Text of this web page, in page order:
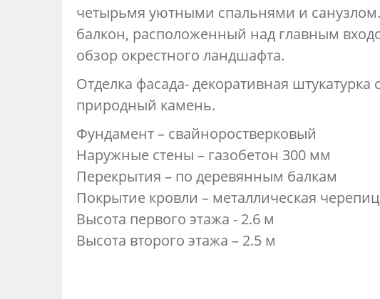
четырьмя уютными спальнями и
балкон, расположенный над главным
обзор окрестного ландшафта.
Отделка фасада- декоративная
природный камень.
Фундамент – свайноростверковый
Наружные стены – газобетон 300 мм
Перекрытия – по деревянным балкам
Покрытие кровли – металлическая
Высота первого этажа - 2.6 м
Высота второго этажа – 2.5 м